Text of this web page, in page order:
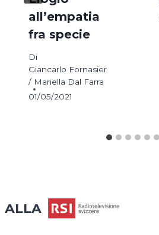
all’empatia
fra specie
Di
Giancarlo Fornasier
/ Mariella Dal Farra
01/05/2021
ALLA